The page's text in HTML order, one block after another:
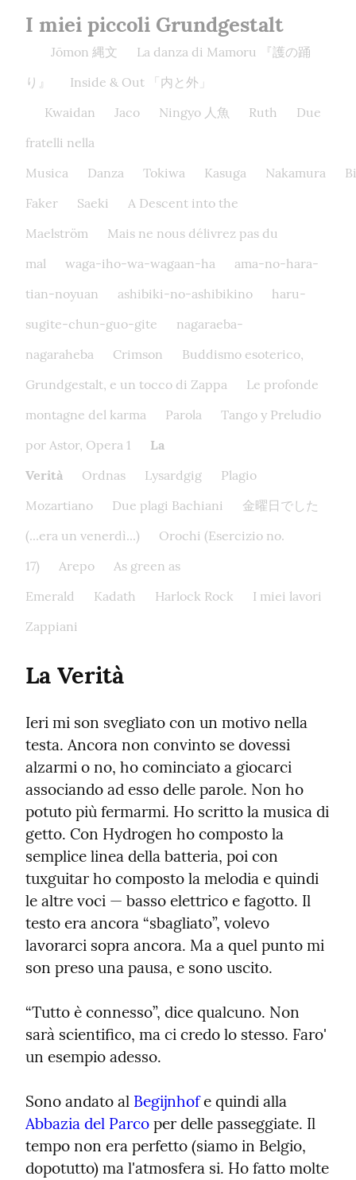
I miei piccoli Grundgestalt
Jōmon 縄文
La danza di Mamoru 『護の踊
り』
Inside & Out 「内と外」
Kwaidan
Jaco Ningyo 人魚 Ruth
Due
fratelli nella
Musica
Danza Tokiwa Kasuga Nakamura
Faker
Saeki
A Descent into the
Maelström
Mais ne nous délivrez pas du
mal
waga-iho-wa-wagaan-ha
ama-no-hara-
tian-noyuan
ashibiki-no-ashibikino
haru-
sugite-chun-guo-gite
nagaraeba-
nagaraheba
Crimson
Buddismo esoterico,
Grundgestalt, e un tocco di Zappa
Le profonde
montagne del karma
Parola
Tango y Preludio
por Astor, Opera 1
La
Verità
Ordnas Lysardgig
Plagio
Mozartiano
Due plagi Bachiani
金曜日でした
(...era un venerdì...)
Orochi (Esercizio no.
17)
Arepo
As green as
Emerald
Kadath Harlock Rock
I miei lavori
Zappiani
La Verità
Ieri mi son svegliato con un motivo nella
testa. Ancora non convinto se dovessi
alzarmi o no, ho cominciato a giocarci
associando ad esso delle parole. Non ho
potuto più fermarmi. Ho scritto la musica di
getto. Con Hydrogen ho composto la
semplice linea della batteria, poi con
tuxguitar ho composto la melodia e quindi
le altre voci — basso elettrico e fagotto. Il
testo era ancora “sbagliato”, volevo
lavorarci sopra ancora. Ma a quel punto mi
son preso una pausa, e sono uscito.
“Tutto è connesso”, dice qualcuno. Non
sarà scientifico, ma ci credo lo stesso. Faro'
un esempio adesso.
Sono andato al Begijnhof
Abbazia del Parco per delle passeggiate. Il
tempo non era perfetto (siamo in Belgio,
dopotutto) ma l'atmosfera si. Ho fatto molte